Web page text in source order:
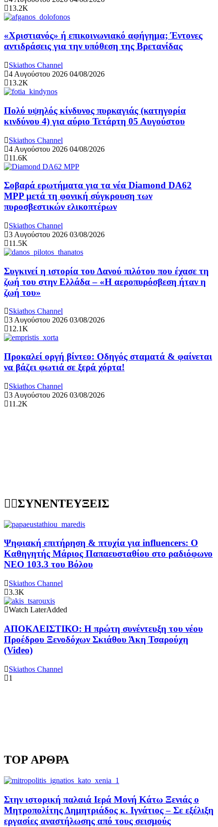
13.2K
«Χριστιανός» ή επικοινωνιακό αφήγημα; Έντονες
αντιδράσεις για την υπόθεση της Βρετανίδας
Skiathos Channel
4 Αυγούστου 2026 04/08/2026
13.2K
Πολύ υψηλός κίνδυνος πυρκαγιάς (κατηγορία
κινδύνου 4) για αύριο Τετάρτη 05 Αυγούστου
Skiathos Channel
4 Αυγούστου 2026 04/08/2026
11.6K
Σοβαρά ερωτήματα για τα νέα Diamond DA62
MPP μετά τη φονική σύγκρουση των
πυροσβεστικών ελικοπτέρων
Skiathos Channel
3 Αυγούστου 2026 03/08/2026
11.5K
Συγκινεί η ιστορία του Δανού πιλότου που έχασε τη
ζωή του στην Ελλάδα – «Η αεροπυρόσβεση ήταν η
ζωή του»
Skiathos Channel
3 Αυγούστου 2026 03/08/2026
12.1K
Προκαλεί οργή βίντεο: Οδηγός σταματά & φαίνεται
να βάζει φωτιά σε ξερά χόρτα!
Skiathos Channel
3 Αυγούστου 2026 03/08/2026
11.2K
ΣΥΝΕΝΤΕΥΞΕΙΣ
Ψηφιακή επιτήρηση & πτυχία για influencers: Ο
Καθηγητής Μάριος Παπαευσταθίου στο ραδιόφωνο
NEO 103.3 του Βόλου
Skiathos Channel
3.3K
Watch LaterAdded
ΑΠΟΚΛΕΙΣΤΙΚΟ: Η πρώτη συνέντευξη του νέου
Προέδρου Ξενοδόχων Σκιάθου Άκη Τσαρούχη
(Video)
Skiathos Channel
1
TOP ΑΡΘΡΑ
Στην ιστορική παλαιά Ιερά Μονή Κάτω Ξενιάς ο
Μητροπολίτης Δημητριάδος κ. Ιγνάτιος – Σε εξέλιξη
εργασίες αναστήλωσης από τους σεισμούς